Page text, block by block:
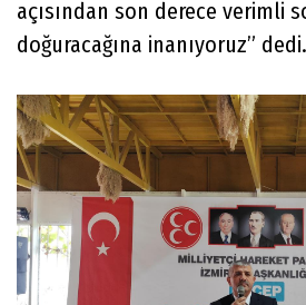
açısından son derece verimli
doğuracağına inanıyoruz” dedi.